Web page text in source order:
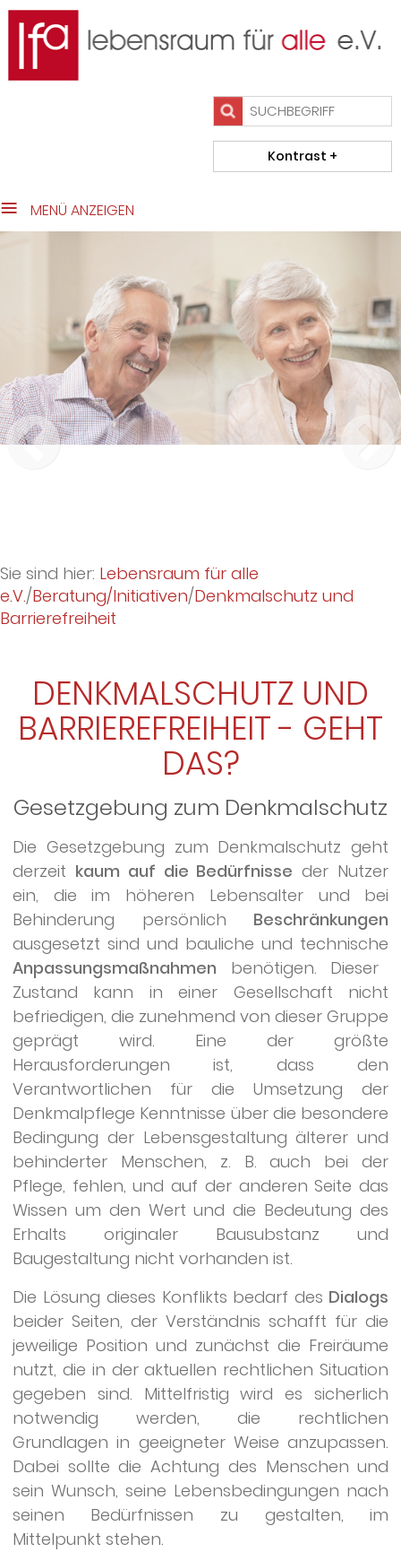
close Submenü
Das Team
Impressum
MENÜ ANZEIGEN
Sie sind hier: Lebensraum für alle
e.V./Beratung/Initiativen/Denkmalschutz und
Barrierefreiheit
DENKMALSCHUTZ UND
BARRIEREFREIHEIT - GEHT
DAS?
Gesetzgebung zum Denkmalschutz
Die Gesetzgebung zum Denkmalschutz geht
derzeit kaum auf die Bedürfnisse der Nutzer
ein, die im höheren Lebensalter und bei
Behinderung persönlich Beschränkungen
ausgesetzt sind und bauliche und technische
Anpassungsmaßnahmen benötigen. Dieser
Zustand kann in einer Gesellschaft nicht
befriedigen, die zunehmend von dieser Gruppe
geprägt wird. Eine der größte
Herausforderungen ist, dass den
Verantwortlichen für die Umsetzung der
Denkmalpflege Kenntnisse über die besondere
Bedingung der Lebensgestaltung älterer und
behinderter Menschen, z. B. auch bei der
Pflege, fehlen, und auf der anderen Seite das
Wissen um den Wert und die Bedeutung des
Erhalts originaler Bausubstanz und
Baugestaltung nicht vorhanden ist.
Die Lösung dieses Konflikts bedarf des Dialogs
beider Seiten, der Verständnis schafft für die
jeweilige Position und zunächst die Freiräume
nutzt, die in der aktuellen rechtlichen Situation
gegeben sind. Mittelfristig wird es sicherlich
notwendig werden, die rechtlichen
Grundlagen in geeigneter Weise anzupassen.
Dabei sollte die Achtung des Menschen und
sein Wunsch, seine Lebensbedingungen nach
seinen Bedürfnissen zu gestalten, im
Mittelpunkt stehen.